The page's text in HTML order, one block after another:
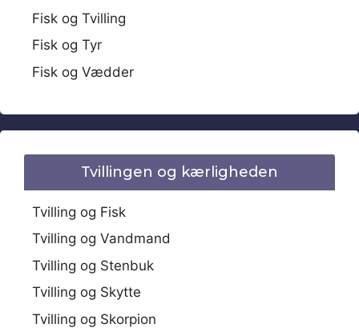
Fisk og Tvilling
Fisk og Tyr
Fisk og Vædder
Tvillingen og kærligheden
Tvilling og Fisk
Tvilling og Vandmand
Tvilling og Stenbuk
Tvilling og Skytte
Tvilling og Skorpion